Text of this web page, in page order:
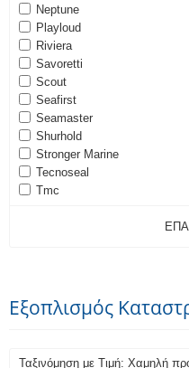
Neptune
Playloud
Riviera
Savoretti
Scout
Seafirst
Seamaster
Shurhold
Stronger Marine
Tecnoseal
Tmc
Εξοπλισμός
Ταξινόμηση με Τιμή: Χαμηλή